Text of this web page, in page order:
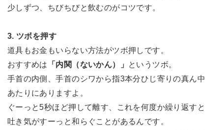
少しずつ、ちびちびと飲むのがコツです。
3. ツボを押す
道具もお金もいらない方法がツボ押しです。
おすすめは
「内関（ないかん）」
というツボ。
手首の内側、手首のシワから指3本分ひじ寄りの真ん中
あたりにありますよ。
ぐーっと5秒ほど押して離す、これを何度か繰り返すと
吐き気がすーっと和らぐことがあるんです。